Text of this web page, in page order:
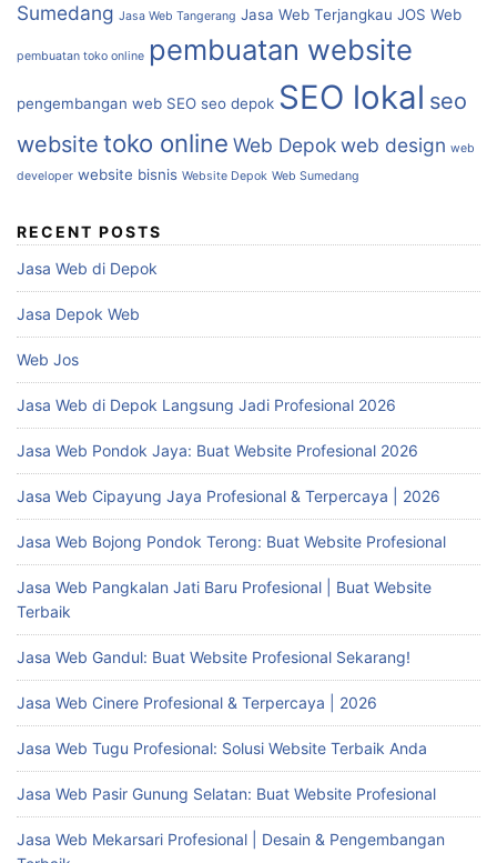
Sumedang Jasa Web Tangerang Jasa Web Terjangkau JOS Web
pembuatan toko online pembuatan website
pengembangan web SEO seo depok SEO lokal seo
website toko online Web Depokweb design web
developer website bisnis Website Depok Web Sumedang
RECENT POSTS
Jasa Web di Depok
Jasa Depok Web
Web Jos
Jasa Web di Depok Langsung Jadi Profesional 2026
Jasa Web Pondok Jaya: Buat Website Profesional 2026
Jasa Web Cipayung Jaya Profesional & Terpercaya | 2026
Jasa Web Bojong Pondok Terong: Buat Website Profesional
Jasa Web Pangkalan Jati Baru Profesional | Buat Website
Terbaik
Jasa Web Gandul: Buat Website Profesional Sekarang!
Jasa Web Cinere Profesional & Terpercaya | 2026
Jasa Web Tugu Profesional: Solusi Website Terbaik Anda
Jasa Web Pasir Gunung Selatan: Buat Website Profesional
Jasa Web Mekarsari Profesional | Desain & Pengembangan